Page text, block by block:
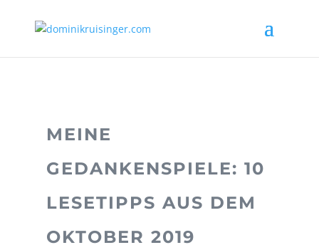
MEINE
GEDANKENSPIELE: 10
LESETIPPS AUS DEM
OKTOBER 2019